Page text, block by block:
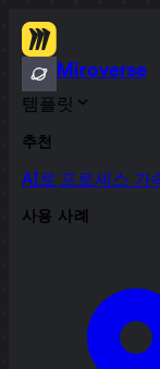
Miroverse
템플릿
추천
AI로 프로세스 가
사용 사례